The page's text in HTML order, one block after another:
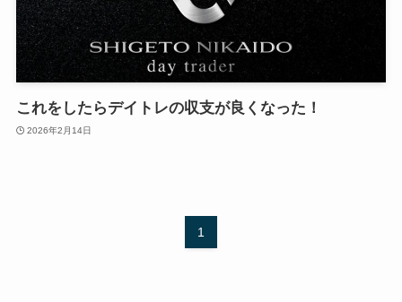
これをしたらデイトレの収支が良くなった！
2026年2月14日
1